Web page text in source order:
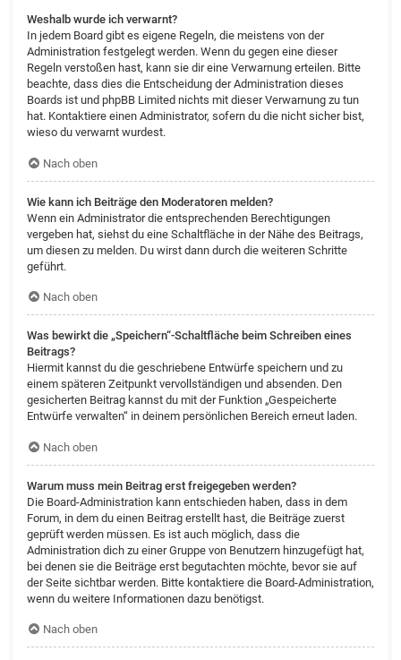
Weshalb wurde ich verwarnt?
In jedem Board gibt es eigene Regeln, die meistens von der
Administration festgelegt werden. Wenn du gegen eine dieser
Regeln verstoßen hast, kann sie dir eine Verwarnung erteilen. Bitte
beachte, dass dies die Entscheidung der Administration dieses
Boards ist und phpBB Limited nichts mit dieser Verwarnung zu tun
hat. Kontaktiere einen Administrator, sofern du die nicht sicher bist,
wieso du verwarnt wurdest.
Nach oben
Wie kann ich Beiträge den Moderatoren melden?
Wenn ein Administrator die entsprechenden Berechtigungen
vergeben hat, siehst du eine Schaltfläche in der Nähe des Beitrags,
um diesen zu melden. Du wirst dann durch die weiteren Schritte
geführt.
Nach oben
Was bewirkt die „Speichern“-Schaltfläche beim Schreiben eines
Beitrags?
Hiermit kannst du die geschriebene Entwürfe speichern und zu
einem späteren Zeitpunkt vervollständigen und absenden. Den
gesicherten Beitrag kannst du mit der Funktion „Gespeicherte
Entwürfe verwalten“ in deinem persönlichen Bereich erneut laden.
Nach oben
Warum muss mein Beitrag erst freigegeben werden?
Die Board-Administration kann entschieden haben, dass in dem
Forum, in dem du einen Beitrag erstellt hast, die Beiträge zuerst
geprüft werden müssen. Es ist auch möglich, dass die
Administration dich zu einer Gruppe von Benutzern hinzugefügt hat,
bei denen sie die Beiträge erst begutachten möchte, bevor sie auf
der Seite sichtbar werden. Bitte kontaktiere die Board-Administration,
wenn du weitere Informationen dazu benötigst.
Nach oben